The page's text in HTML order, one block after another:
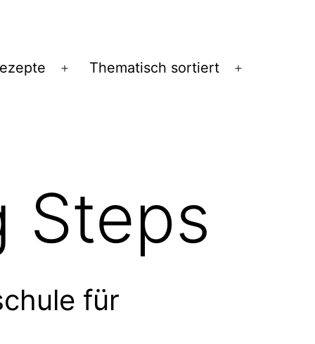
Menü
Thematisch sortiert
Steps
für